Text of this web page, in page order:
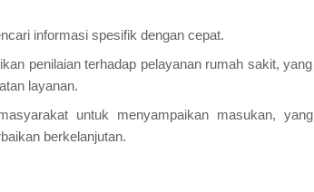
informasi spesifik dengan cepat.
penilaian terhadap pelayanan rumah sakit, yang
layanan.
untuk menyampaikan masukan, yang
berkelanjutan.